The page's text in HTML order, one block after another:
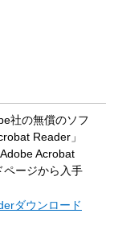
社の無償のソフ
Reader」
Acrobat
ページから入手
ダウンロード